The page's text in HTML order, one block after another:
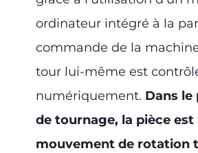
ordinateur intégré à la
commande de la
tour lui-même est
numériquement. Dans le
de tournage, la pièce est
mouvement de rotation